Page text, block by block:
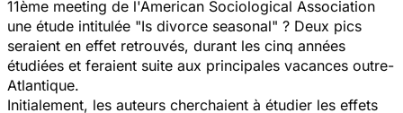
11ème meeting de l'American Sociological Association
une étude intitulée "Is divorce seasonal" ? Deux pics
seraient en effet retrouvés, durant les cinq années
étudiées et feraient suite aux principales vacances outre-
Atlantique.
Initialement, les auteurs cherchaient à étudier les effets